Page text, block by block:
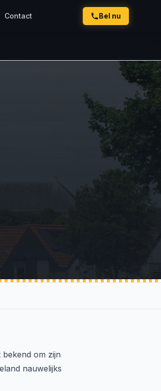
Contact Bel nu
om zijn
nauwelijks